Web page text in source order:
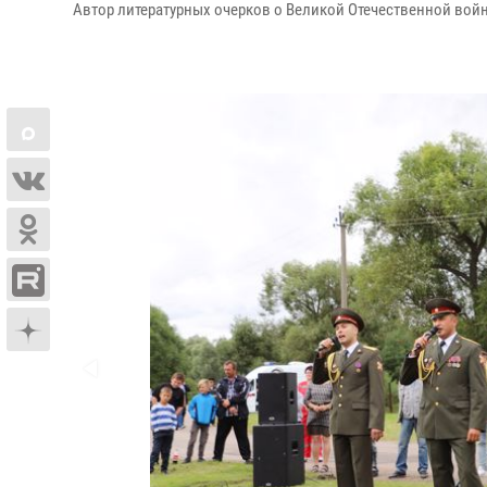
Автор литературных очерков о Великой Отечественной